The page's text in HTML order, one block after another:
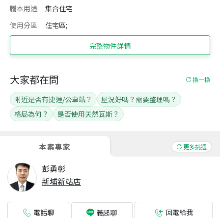
謄本用途
集合住宅
使用分區
住宅區;
完整物件詳情
本案專家 更多挑選
彭勇彰
新埔新站店
電話聊 義起聊 回電給我
大家都在問 換一換
附近是否有捷運/公車站？
屋況好嗎？需要整理嗎？
格局為何？
是否使用天然瓦斯？